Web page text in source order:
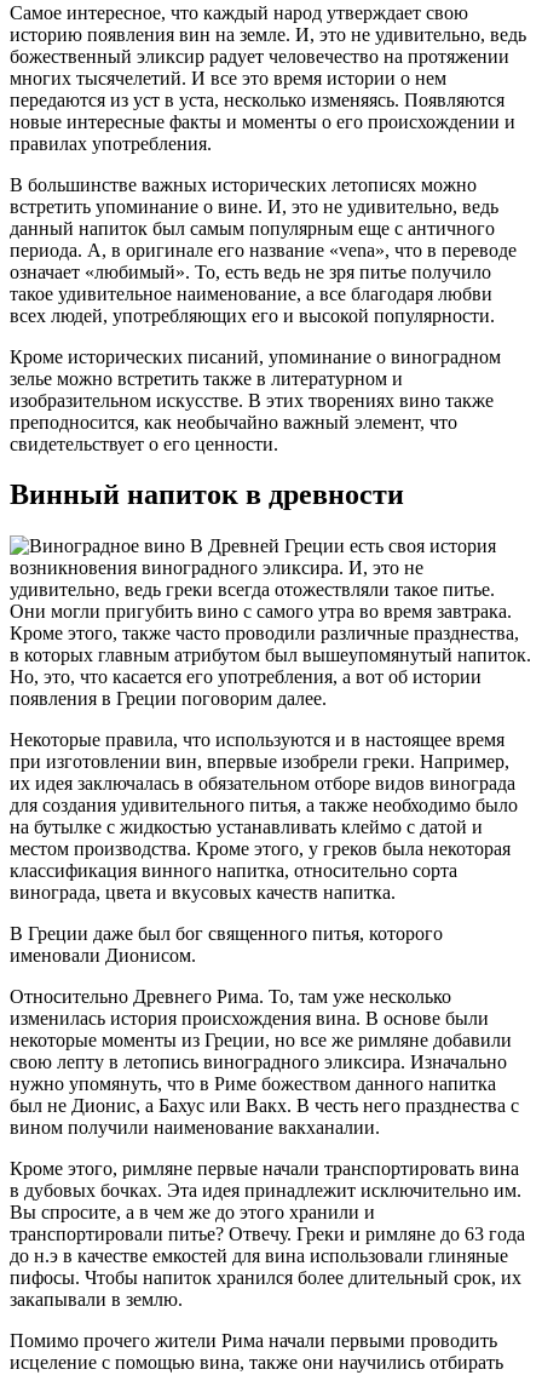
Самое интересное, что каждый народ утверждает свою
историю появления вин на земле. И, это не удивительно, ведь
божественный эликсир радует человечество на протяжении
многих тысячелетий. И все это время истории о нем
передаются из уст в уста, несколько изменяясь. Появляются
новые интересные факты и моменты о его происхождении и
правилах употребления.
В большинстве важных исторических летописях можно
встретить упоминание о вине. И, это не удивительно, ведь
данный напиток был самым популярным еще с античного
периода. А, в оригинале его название «vena», что в переводе
означает «любимый». То, есть ведь не зря питье получило
такое удивительное наименование, а все благодаря любви
всех людей, употребляющих его и высокой популярности.
Кроме исторических писаний, упоминание о виноградном
зелье можно встретить также в литературном и
изобразительном искусстве. В этих творениях вино также
преподносится, как необычайно важный элемент, что
свидетельствует о его ценности.
Винный напиток в древности
В Древней Греции есть своя история
возникновения виноградного эликсира. И, это не
удивительно, ведь греки всегда отожествляли такое питье.
Они могли пригубить вино с самого утра во время завтрака.
Кроме этого, также часто проводили различные празднества,
в которых главным атрибутом был вышеупомянутый напиток.
Но, это, что касается его употребления, а вот об истории
появления в Греции поговорим далее.
Некоторые правила, что используются и в настоящее время
при изготовлении вин, впервые изобрели греки. Например,
их идея заключалась в обязательном отборе видов винограда
для создания удивительного питья, а также необходимо было
на бутылке с жидкостью устанавливать клеймо с датой и
местом производства. Кроме этого, у греков была некоторая
классификация винного напитка, относительно сорта
винограда, цвета и вкусовых качеств напитка.
В Греции даже был бог священного питья, которого
именовали Дионисом.
Относительно Древнего Рима. То, там уже несколько
изменилась история происхождения вина. В основе были
некоторые моменты из Греции, но все же римляне добавили
свою лепту в летопись виноградного эликсира. Изначально
нужно упомянуть, что в Риме божеством данного напитка
был не Дионис, а Бахус или Вакх. В честь него празднества с
вином получили наименование вакханалии.
Кроме этого, римляне первые начали транспортировать вина
в дубовых бочках. Эта идея принадлежит исключительно им.
Вы спросите, а в чем же до этого хранили и
транспортировали питье? Отвечу. Греки и римляне до 63 года
до н.э в качестве емкостей для вина использовали глиняные
пифосы. Чтобы напиток хранился более длительный срок, их
закапывали в землю.
Помимо прочего жители Рима начали первыми проводить
исцеление с помощью вина, также они научились отбирать